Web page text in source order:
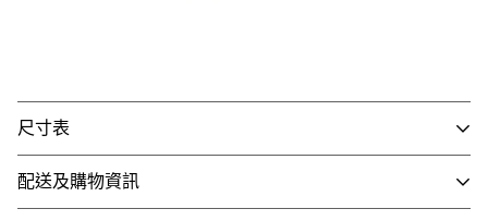
尺寸表
漁夫帽尺寸：頭圍約 57CM | 帽簷寬度約 16CM
配送及購物資訊